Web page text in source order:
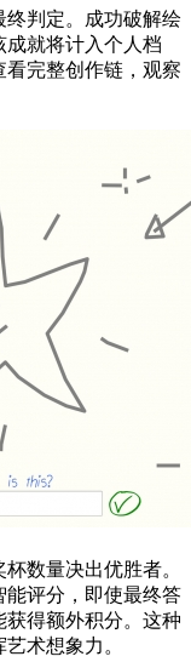
终判定。成功破解绘
就将计入个人档
完整创作链，观察
数量决出优胜者。
能评分，即使最终答
得额外积分。这种
术想象力。